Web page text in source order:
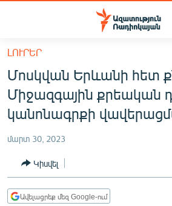
Մատչելիության
հիմնական
բովանդակությանը
Անցնել
հիմնական
մենյուին
ՀԱՅԱՍՏԱՆ
ՔԱՂԱՔԱԿԱՆ
ՀԱՍԱՐԱԿՈՒԹՅՈՒՆ
ՏՆՏԵՍՈՒԹՅՈՒՆ
ԼՈՒՐԵՐ
Մոսկվան Երևանի հետ
Միջազգային
կանոնագրքի
մարտ 30, 2023
Կիսվել
Ավելացրեք մեզ Google-ում